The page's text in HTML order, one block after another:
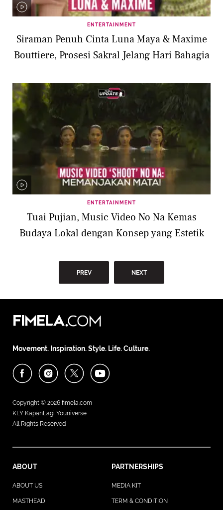
ENTERTAINMENT
Siraman Penuh Cinta Luna Maya & Maxime
Bouttiere, Prosesi Sakral Jelang Hari Bahagia
ENTERTAINMENT
Tuai Pujian, Music Video No Na Kemas
Budaya Lokal dengan Konsep yang Estetik
PREV NEXT
Movement. Inspiration. Style. Life. Culture.
Copyright © 2026 fimela.com
KLY KapanLagi Youniverse
All Rights Reserved
ABOUT PARTNERSHIPS
ABOUT US MEDIA KIT
MASTHEAD TERM & CONDITION